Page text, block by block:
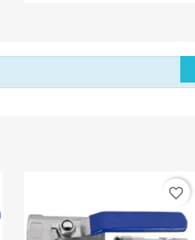
favorite_border